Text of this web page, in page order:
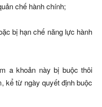
chế hành chính;
bị hạn chế năng lực hành
a khoản này bị buộc thôi
kể từ ngày quyết định buộc